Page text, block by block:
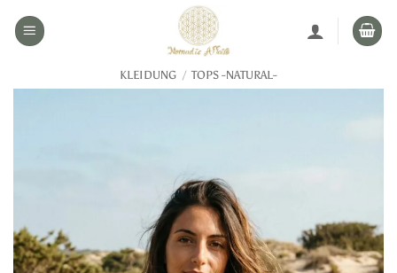
Inhalt
KLEIDUNG / TOPS -NATURAL-